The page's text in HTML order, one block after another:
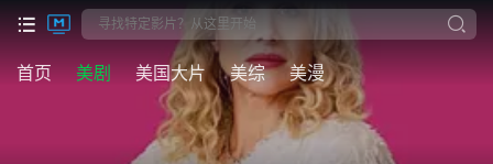
首页 美剧 美国大片 美综 美漫